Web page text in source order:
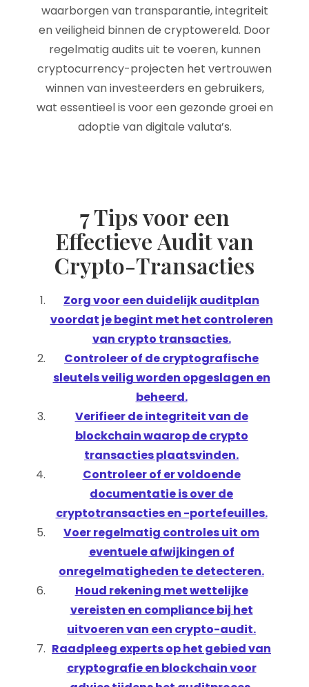
waarborgen van transparantie, integriteit
en veiligheid binnen de cryptowereld. Door
regelmatig audits uit te voeren, kunnen
cryptocurrency-projecten het vertrouwen
winnen van investeerders en gebruikers,
wat essentieel is voor een gezonde groei en
adoptie van digitale valuta’s.
7 Tips voor een
Effectieve Audit van
Crypto-Transacties
Zorg voor een duidelijk auditplan
voordat je begint met het controleren
van crypto transacties.
Controleer of de cryptografische
sleutels veilig worden opgeslagen en
beheerd.
Verifieer de integriteit van de
blockchain waarop de crypto
transacties plaatsvinden.
Controleer of er voldoende
documentatie is over de
cryptotransacties en -portefeuilles.
Voer regelmatig controles uit om
eventuele afwijkingen of
onregelmatigheden te detecteren.
Houd rekening met wettelijke
vereisten en compliance bij het
uitvoeren van een crypto-audit.
Raadpleeg experts op het gebied van
cryptografie en blockchain voor